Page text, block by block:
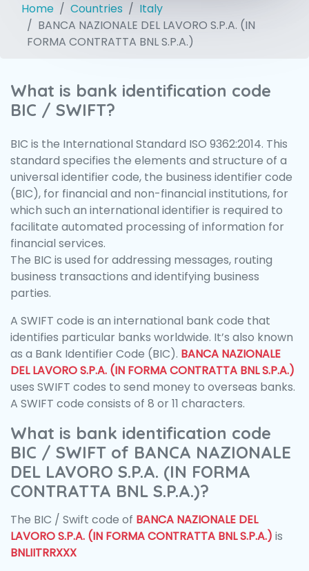
Home Countries
Italy
BANCA NAZIONALE DEL LAVORO S.P.A. (IN
FORMA CONTRATTA BNL S.P.A.)
What is bank identification code
BIC / SWIFT?
BIC is the International Standard ISO 9362:2014. This
standard specifies the elements and structure of a
universal identifier code, the business identifier code
(BIC), for financial and non-financial institutions, for
which such an international identifier is required to
facilitate automated processing of information for
financial services.
The BIC is used for addressing messages, routing
business transactions and identifying business
parties.
A SWIFT code is an international bank code that
identifies particular banks worldwide. It’s also known
as a Bank Identifier Code (BIC). BANCA NAZIONALE
DEL LAVORO S.P.A. (IN FORMA CONTRATTA BNL S.P.A.)
uses SWIFT codes to send money to overseas banks.
A SWIFT code consists of 8 or 11 characters.
What is bank identification code
BIC / SWIFT of BANCA NAZIONALE
DEL LAVORO S.P.A. (IN FORMA
CONTRATTA BNL S.P.A.)?
The BIC / Swift code of BANCA NAZIONALE DEL
LAVORO S.P.A. (IN FORMA CONTRATTA BNL S.P.A.) is
BNLIITRRXXX